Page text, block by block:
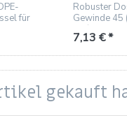
für
für
L
rot/natur,
Robuster
Gewinde 45
EPE-Dichtring.
7,13 € *
gekauft